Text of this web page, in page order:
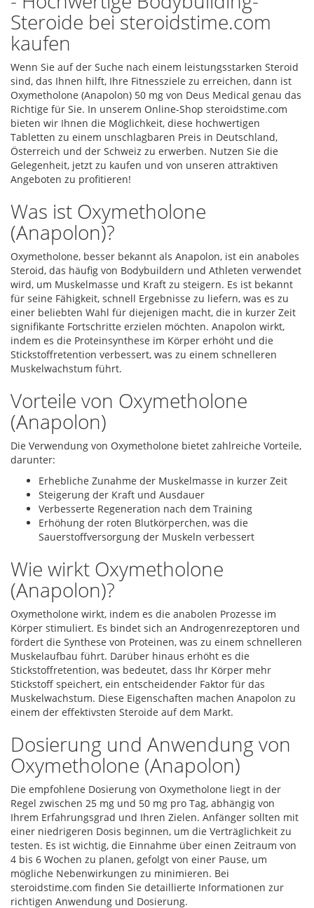
Steroide bei steroidstime.com
kaufen
Wenn Sie auf der Suche nach einem leistungsstarken Steroid
sind, das Ihnen hilft, Ihre Fitnessziele zu erreichen, dann ist
Oxymetholone (Anapolon) 50 mg von Deus Medical genau das
Richtige für Sie. In unserem Online-Shop steroidstime.com
bieten wir Ihnen die Möglichkeit, diese hochwertigen
Tabletten zu einem unschlagbaren Preis in Deutschland,
Österreich und der Schweiz zu erwerben. Nutzen Sie die
Gelegenheit, jetzt zu kaufen und von unseren attraktiven
Angeboten zu profitieren!
Was ist Oxymetholone
(Anapolon)?
Oxymetholone, besser bekannt als Anapolon, ist ein anaboles
Steroid, das häufig von Bodybuildern und Athleten verwendet
wird, um Muskelmasse und Kraft zu steigern. Es ist bekannt
für seine Fähigkeit, schnell Ergebnisse zu liefern, was es zu
einer beliebten Wahl für diejenigen macht, die in kurzer Zeit
signifikante Fortschritte erzielen möchten. Anapolon wirkt,
indem es die Proteinsynthese im Körper erhöht und die
Stickstoffretention verbessert, was zu einem schnelleren
Muskelwachstum führt.
Vorteile von Oxymetholone
(Anapolon)
Die Verwendung von Oxymetholone bietet zahlreiche Vorteile,
darunter:
Erhebliche Zunahme der Muskelmasse in kurzer Zeit
Steigerung der Kraft und Ausdauer
Verbesserte Regeneration nach dem Training
Erhöhung der roten Blutkörperchen, was die
Sauerstoffversorgung der Muskeln verbessert
Wie wirkt Oxymetholone
(Anapolon)?
Oxymetholone wirkt, indem es die anabolen Prozesse im
Körper stimuliert. Es bindet sich an Androgenrezeptoren und
fördert die Synthese von Proteinen, was zu einem schnelleren
Muskelaufbau führt. Darüber hinaus erhöht es die
Stickstoffretention, was bedeutet, dass Ihr Körper mehr
Stickstoff speichert, ein entscheidender Faktor für das
Muskelwachstum. Diese Eigenschaften machen Anapolon zu
einem der effektivsten Steroide auf dem Markt.
Dosierung und Anwendung von
Oxymetholone (Anapolon)
Die empfohlene Dosierung von Oxymetholone liegt in der
Regel zwischen 25 mg und 50 mg pro Tag, abhängig von
Ihrem Erfahrungsgrad und Ihren Zielen. Anfänger sollten mit
einer niedrigeren Dosis beginnen, um die Verträglichkeit zu
testen. Es ist wichtig, die Einnahme über einen Zeitraum von
4 bis 6 Wochen zu planen, gefolgt von einer Pause, um
mögliche Nebenwirkungen zu minimieren. Bei
steroidstime.com finden Sie detaillierte Informationen zur
richtigen Anwendung und Dosierung.